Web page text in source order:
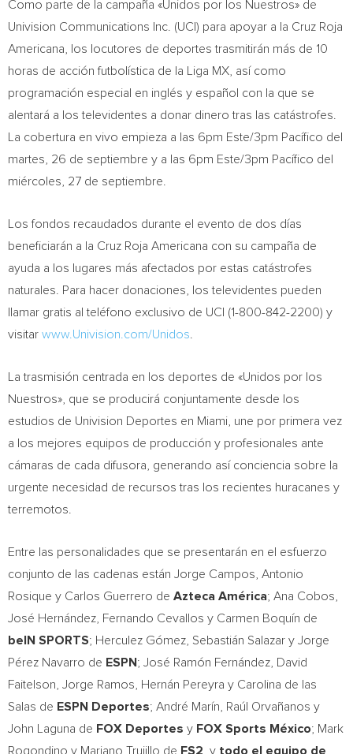
Como parte de la campaña «Unidos por los Nuestros» de
Univision Communications Inc. (UCI) para apoyar a la Cruz Roja
Americana, los locutores de deportes trasmitirán más de 10
horas de acción futbolística de la Liga MX, así como
programación especial en inglés y español con la que se
alentará a los televidentes a donar dinero tras las catástrofes.
La cobertura en vivo empieza a las 6pm Este/3pm Pacífico del
martes, 26 de septiembre y a las 6pm Este/3pm Pacífico del
miércoles, 27 de septiembre.
Los fondos recaudados durante el evento de dos días
beneficiarán a la Cruz Roja Americana con su campaña de
ayuda a los lugares más afectados por estas catástrofes
naturales. Para hacer donaciones, los televidentes pueden
llamar gratis al teléfono exclusivo de UCI (1-800-842-2200) y
visitar www.Univision.com/Unidos
La trasmisión centrada en los deportes de «Unidos por los
Nuestros», que se producirá conjuntamente desde los
estudios de Univision Deportes en Miami , une por primera vez
a los mejores equipos de producción y profesionales ante
cámaras de cada difusora, generando así conciencia sobre la
urgente necesidad de recursos tras los recientes huracanes y
terremotos.
Entre las personalidades que se presentarán en el esfuerzo
conjunto de las cadenas están Jorge Campos Antonio
Rosique y Carlos Guerrero de Azteca América; Ana Cobos
José Hernández,
Fernando Cevallos y Carmen Boquín de
beIN SPORTS; Herculez Gómez, Sebastián Salazar y Jorge
Pérez Navarro de ESPN ; José Ramón Fernández,
David
Faitelson Jorge Ramos , Hernán Pereyra y Carolina de las
Salas de ESPN Deportes; André Marín, Raúl Orvañanos y
John Laguna de FOX Deportes y FOX Sports México; Mark
Rogondino y Mariano Trujillo de FS2 , y todo el equipo de